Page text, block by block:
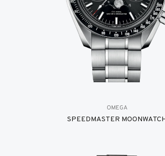
OMEGA
SPEEDMASTER MOONWATCH